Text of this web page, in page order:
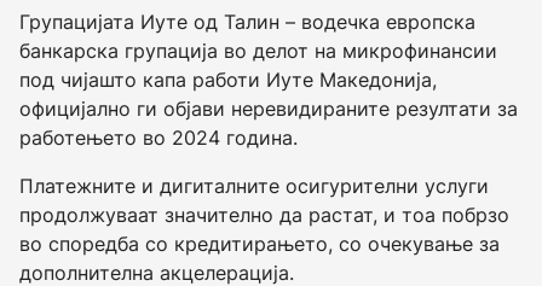
Групацијата Иуте од Талин – водечка европска
банкарска групација во делот на микрофинансии
под чијашто капа работи Иуте Македонија,
официјално ги објави неревидираните резултати за
работењето во 2024 година.
Платежните и дигиталните осигурителни услуги
продолжуваат значително да растат, и тоа побрзо
во споредба со кредитирањето, со очекување за
дополнителна акцелерација.